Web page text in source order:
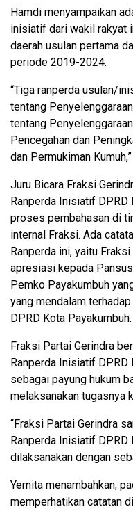
Hamdi menyampaikan
inisiatif dari wakil rakyat
daerah usulan pertama
periode 2019-2024.
“Tiga ranperda usulan/
tentang
tentang
Pencegahan dan
dan Permukiman
Juru Bicara Fraksi
Ranperda Inisiatif DPRD
proses pembahasan di
internal Fraksi. Ada
Ranperda ini, yaitu
apresiasi kepada
Pemko Payakumbuh
yang mendalam
DPRD Kota Payakumbuh.
Fraksi Partai Gerindra
Ranperda Inisiatif DPRD
sebagai payung hukum
melaksanakan tugasnya
“Fraksi Partai Gerindra
Ranperda Inisiatif DPRD
dilaksanakan dengan
Yernita menambahkan,
memperhatikan catatan